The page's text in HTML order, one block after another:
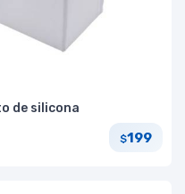
de silicona
$199